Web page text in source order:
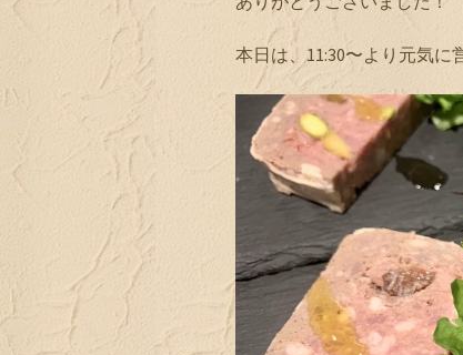
本日は、11:30〜より元気に